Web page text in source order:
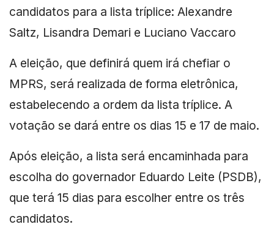
candidatos para a lista tríplice: Alexandre
Saltz, Lisandra Demari e Luciano Vaccaro
A eleição, que definirá quem irá chefiar o
MPRS, será realizada de forma eletrônica,
estabelecendo a ordem da lista tríplice. A
votação se dará entre os dias 15 e 17 de maio.
Após eleição, a lista será encaminhada para
escolha do governador Eduardo Leite (PSDB),
que terá 15 dias para escolher entre os três
candidatos.